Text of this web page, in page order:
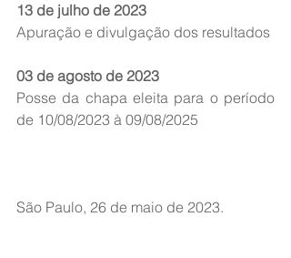
13 de julho de 2023
Apuração e divulgação dos resultados
03 de agosto de 2023
Posse da chapa eleita para o período
de 10/08/2023 à 09/08/2025
São Paulo, 26 de maio de 2023.